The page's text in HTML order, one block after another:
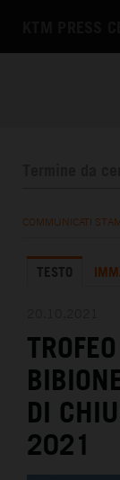
L'AZIENDA
COMMUNICATI
TESTO
DI
2021